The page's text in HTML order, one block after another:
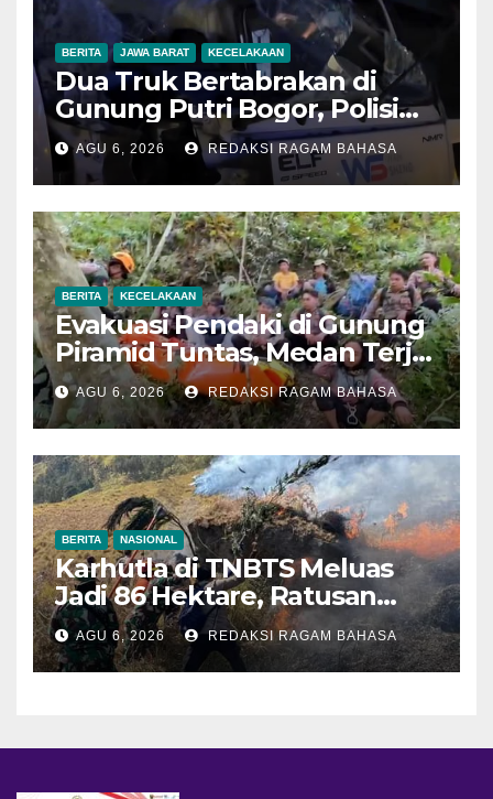
BERITA JAWA BARAT KECELAKAAN
Dua Truk Bertabrakan di
Gunung Putri Bogor, Polisi
Imbau Pengemudi
Tingkatkan Kewaspadaan
AGU 6, 2026 REDAKSI RAGAM BAHASA
BERITA KECELAKAAN
Evakuasi Pendaki di Gunung
Piramid Tuntas, Medan Terjal
Jadi Tantangan Utama
AGU 6, 2026 REDAKSI RAGAM BAHASA
BERITA NASIONAL
Karhutla di TNBTS Meluas
Jadi 86 Hektare, Ratusan
Personel Berjibaku Cegah
Api Merembet
AGU 6, 2026 REDAKSI RAGAM BAHASA